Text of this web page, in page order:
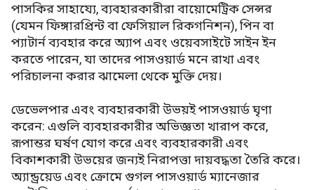
পাসকির সাহায্যে, ব্যবহারকারীরা বায়োমেট্রিক সেন্সর
(যেমন ফিঙ্গারপ্রিন্ট বা ফেসিয়াল রিকগনিশন), পিন বা
প্যাটার্ন ব্যবহার করে অ্যাপ এবং ওয়েবসাইটে সাইন ইন
করতে পারেন, যা তাদের পাসওয়ার্ড মনে রাখা এবং
পরিচালনা করার ঝামেলা থেকে মুক্তি দেয়।
ডেভেলপার এবং ব্যবহারকারী উভয়ই পাসওয়ার্ড ঘৃণা
করেন: এগুলি ব্যবহারকারীর অভিজ্ঞতা খারাপ করে,
রূপান্তর ঘর্ষণ যোগ করে এবং ব্যবহারকারী এবং
বিকাশকারী উভয়ের জন্যই নিরাপত্তা দায়বদ্ধতা তৈরি করে।
অ্যান্ড্রয়েড এবং ক্রোমে গুগল পাসওয়ার্ড ম্যানেজার